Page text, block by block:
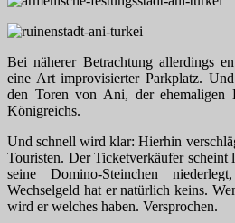
Bei näherer Betrachtung allerdings
eine Art improvisierter Parkplatz.
den Toren von Ani, der ehemaligen
Königreichs.
Und schnell wird klar: Hierhin
Touristen. Der Ticketverkäufer scheint
seine Domino-Steinchen
Wechselgeld hat er natürlich keins.
wird er welches haben. Versprochen.